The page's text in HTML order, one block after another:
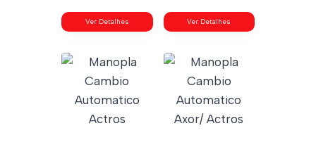
Ver Detalhes Ver Detalhes